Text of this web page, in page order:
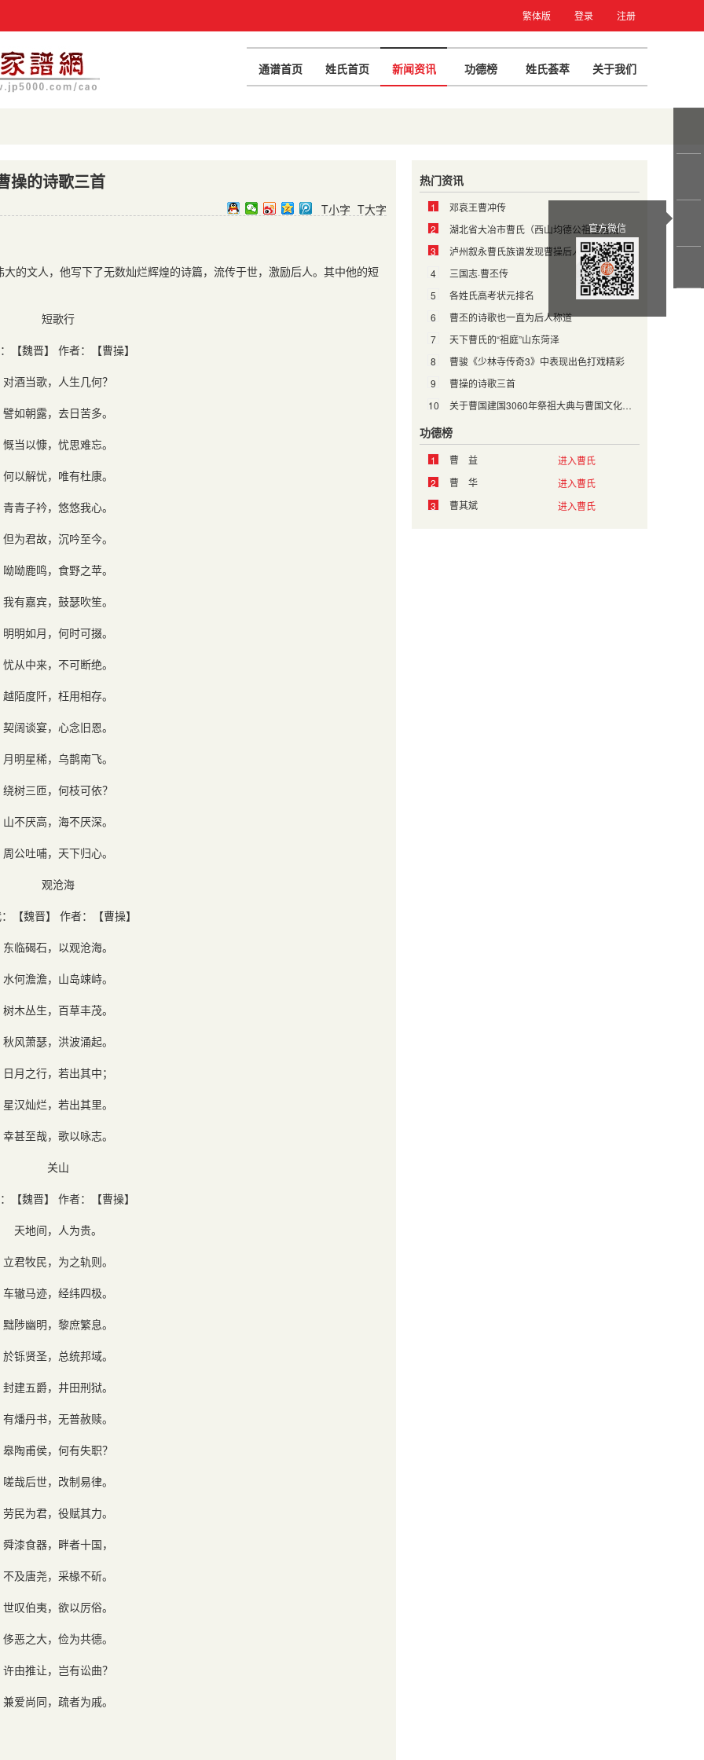
繁体版 登录 注册
通谱首页 姓氏首页 新闻资讯 功德榜 姓氏荟萃 关于我们
热门资讯
1
邓哀王曹冲传
2
湖北省大冶市曹氏（西山均德公祖堂落成）
3
泸州叙永曹氏族谱发现曹操后人
4
三国志·曹丕传
5
各姓氏高考状元排名
6
曹丕的诗歌也一直为后人称道
7
天下曹氏的“祖庭”山东菏泽
8
曹骏《少林寺传奇3》中表现出色打戏精彩
9
曹操的诗歌三首
10
关于曹国建国3060年祭祖大典与曹国文化研讨会的筹备信息
功德榜
1 曹 益
进入曹氏
2
曹 华
进入曹氏
3
曹其斌 进入曹氏
操的诗歌三首
T小字 T大字
的文人，他写下了无数灿烂辉煌的诗篇，流传于世，激励后人。其中他的短
短歌行
【魏晋】 作者：【曹操】
对酒当歌，人生几何？
譬如朝露，去日苦多。
慨当以慷，忧思难忘。
何以解忧，唯有杜康。
青青子衿，悠悠我心。
但为君故，沉吟至今。
呦呦鹿鸣，食野之苹。
我有嘉宾，鼓瑟吹笙。
明明如月，何时可掇。
忧从中来，不可断绝。
越陌度阡，枉用相存。
契阔谈宴，心念旧恩。
月明星稀，乌鹊南飞。
绕树三匝，何枝可依？
山不厌高，海不厌深。
周公吐哺，天下归心。
观沧海
【魏晋】 作者：【曹操】
东临碣石，以观沧海。
水何澹澹，山岛竦峙。
树木丛生，百草丰茂。
秋风萧瑟，洪波涌起。
日月之行，若出其中；
星汉灿烂，若出其里。
幸甚至哉，歌以咏志。
关山
【魏晋】 作者：【曹操】
天地间，人为贵。
立君牧民，为之轨则。
车辙马迹，经纬四极。
黜陟幽明，黎庶繁息。
於铄贤圣，总统邦域。
封建五爵，井田刑狱。
有燔丹书，无普赦赎。
皋陶甫侯，何有失职？
嗟哉后世，改制易律。
劳民为君，役赋其力。
舜漆食器，畔者十国，
不及唐尧，采椽不斫。
世叹伯夷，欲以厉俗。
侈恶之大，俭为共德。
许由推让，岂有讼曲？
兼爱尚同，疏者为戚。
官方微信